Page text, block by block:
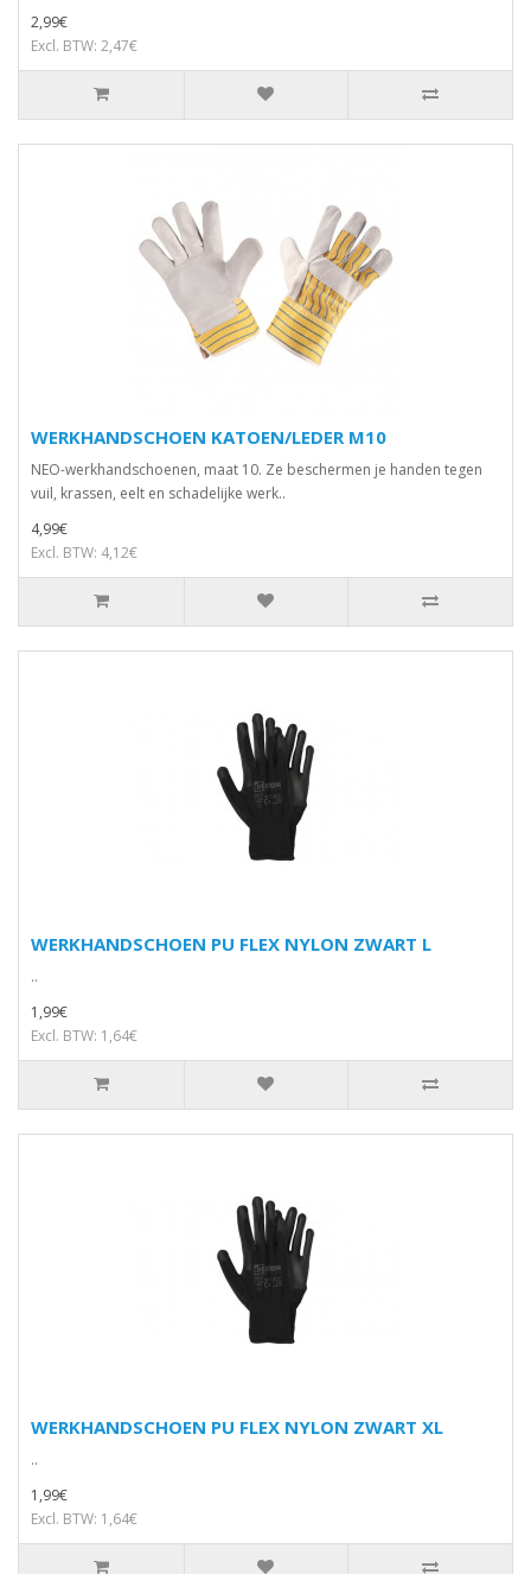
2,99€
Excl. BTW: 2,47€
WERKHANDSCHOEN KATOEN/LEDER M10
NEO-werkhandschoenen, maat 10. Ze beschermen je handen tegen
vuil, krassen, eelt en schadelijke werk..
4,99€
Excl. BTW: 4,12€
WERKHANDSCHOEN PU FLEX NYLON ZWART L
..
1,99€
Excl. BTW: 1,64€
WERKHANDSCHOEN PU FLEX NYLON ZWART XL
..
1,99€
Excl. BTW: 1,64€